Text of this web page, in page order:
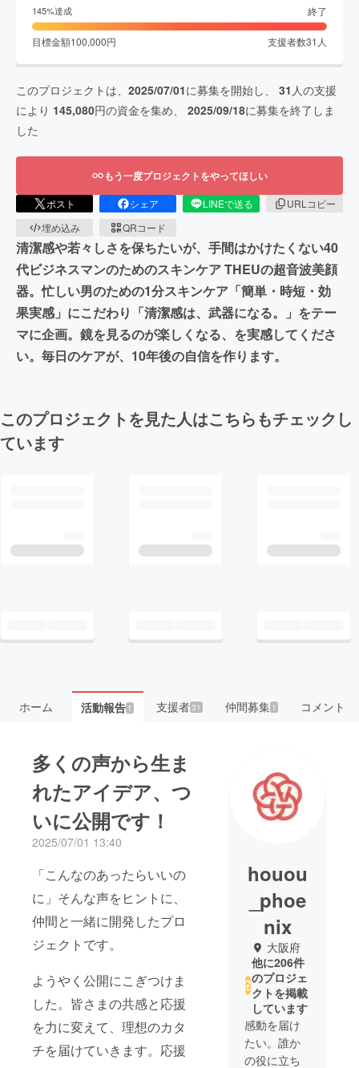
145%達成 終了
目標金額100,000円 支援者数31 人
このプロジェクトは、 2025/07/01に募集を開始し、 31 人の支援
により 145,080円の資金を集め、 2025/09/18に募集を終了しま
した
もう一度プロジェクトをやってほしい
ポスト シェア LINEで送る
URLコピー
埋め込み
QRコード
清潔感や若々しさを保ちたいが、手間はかけたくない40
代ビジネスマンのためのスキンケア THEUの超音波美顔
器。忙しい男のための1分スキンケア「簡単・時短・効
果実感」にこだわり「清潔感は、武器になる。」をテー
マに企画。鏡を見るのが楽しくなる、を実感してくださ
い。毎日のケアが、10年後の自信を作ります。
このプロジェクトを見た人はこちらもチェックし
ています
ホーム 活動報告1 支援者31 仲間募集 1 コメント
多くの声から生ま
れたアイデア、つ
いに公開です！
2025/07/01 13:40
「こんなのあったらいいの
に」そんな声をヒントに、
仲間と一緒に開発したプロ
ジェクトです。
ようやく公開にこぎつけま
した。皆さまの共感と応援
を力に変えて、理想のカタ
チを届けていきます。応援
houou
_phoe
nix
大阪府
他に206件
のプロジェ
クトを掲載
しています
感動を届け
たい。誰か
の役に立ち